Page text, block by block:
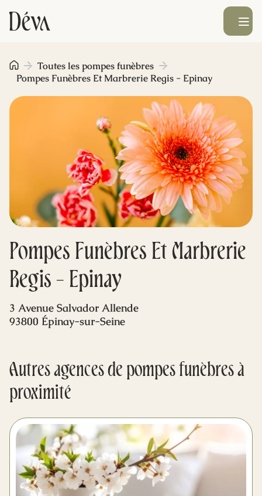
Obsèques
Prévoyance
Monument funéraire
Livraison de fleurs
Blog
Mes dernières volontés
Ouvrir le
Pompes Funèbres Et Marbrerie
Regis - Epinay
Toutes les pompes funèbres
Pompes Funèbres Et Marbrerie Regis - Epinay
3 Avenue Salvador Allende
93800 Épinay-sur-Seine
Autres agences de pompes funèbres à
proximité